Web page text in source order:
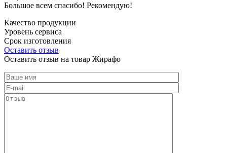
Большое всем спасибо! Рекомендую!
Качество продукции
Уровень сервиса
Срок изготовления
Оставить отзыв
Оставить отзыв на товар Жирафо